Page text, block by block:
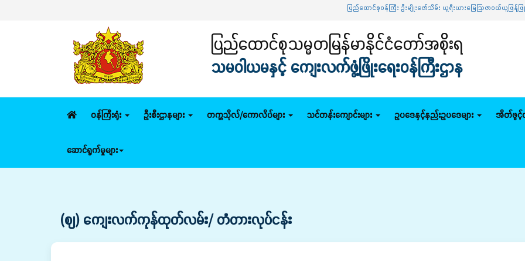
ပြည်ထောင်စုဝန်ကြီး ဦးမျိုးဇော်သိမ်း ယူရီးယားမြေဩဇာဝယ်ယူဖြန့်ဖြူး
ပြည်ထောင်စုသမ္မတမြန်မာနိုင်ငံတော်အစိုးရ
သမဝါယမနှင့် ကျေးလက်ဖွံ့ဖြိုးရေးဝန်ကြီးဌာန
ဝန်ကြီးရုံး ဦးစီးဌာနများ တက္ကသိုလ်/ကောလိပ်များ သင်တန်းကျောင်းများ ဥပဒေနှင့်နည်းဥပဒေများ အိတ်ဖွင့်တ
ဆောင်ရွက်မှုများ
(ဈ) ကျေးလက်ကုန်ထုတ်လမ်း/ တံတားလုပ်ငန်း